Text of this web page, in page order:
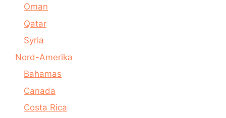
Oman
Qatar
Syria
Nord-Amerika
Bahamas
Canada
Costa Rica